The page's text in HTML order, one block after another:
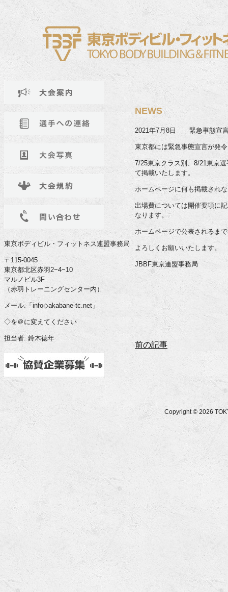
東京ボディビル・フィットネス連盟事務局
〒115-0045
東京都北区赤羽2−4−10
マルノビル3F
（赤羽トレーニングセンター内）
メール.「info◇akabane-tc.net」
◇を＠に変えてください
担当者. 鈴木徳年
NEWS
2021年7月8日 緊急事態宣言
東京都には緊急事態宣言が発
7/25東京クラス別、8/21東京
て掲載いたします。
ホームページに何も掲載され
出場費については開催要項に
なります。
ホームページで公表されるま
よろしくお願いいたします。
JBBF東京連盟事務局
前の記事
Copyright © 2026